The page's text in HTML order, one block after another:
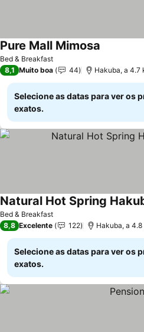
Bed & Breakfast
Pure Mall Mimosa
8,1 Muito boa 44 Hakuba, a 4.7
Selecione as datas para ver os
exatos.
Bed & Breakfast
Natural Hot Spring
8,8 Excelente 122 Hakuba, a 4.8
Selecione as datas para ver os
exatos.